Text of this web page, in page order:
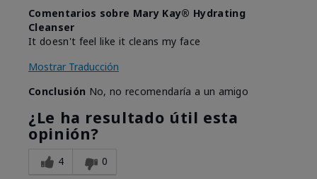
Comentarios sobre Mary Kay® Hydrating
Cleanser
It doesn't feel like it cleans my face
Mostrar Traducción
Conclusión No, no recomendaría a un amigo
¿Le ha resultado útil esta
opinión?
4 0